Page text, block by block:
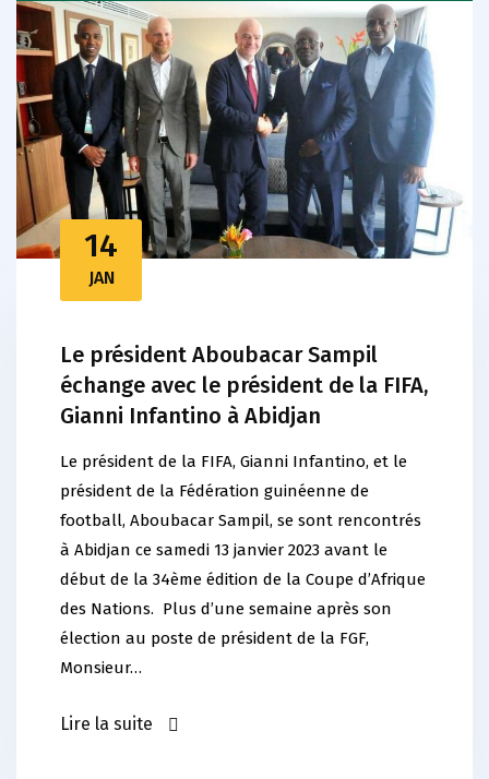
14
JAN
Le président Aboubacar Sampil
échange avec le président de la FIFA,
Gianni Infantino à Abidjan
Le président de la FIFA, Gianni Infantino, et le
président de la Fédération guinéenne de
football, Aboubacar Sampil, se sont rencontrés
à Abidjan ce samedi 13 janvier 2023 avant le
début de la 34ème édition de la Coupe d’Afrique
des Nations. Plus d’une semaine après son
élection au poste de président de la FGF,
Monsieur…
Lire la suite